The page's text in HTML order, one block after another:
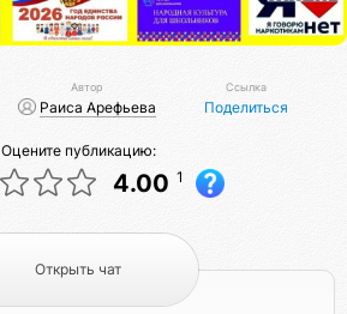
Автор
Раиса Арефьева
Ссылка
Поделиться
Оцените публикацию:
4.00 1
Открыть чат